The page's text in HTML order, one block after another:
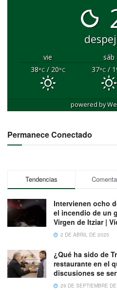
vie sáb
38°C/ 20°C 37°C/
powered by
Permanece Conectado
Tendencias
Intervienen ocho
el incendio de un
Virgen de Itziar |
2 DE ABRIL DE 2025
¿Qué ha sido de
restaurante en el
discusiones se
29 DE SEPTIEMBRE